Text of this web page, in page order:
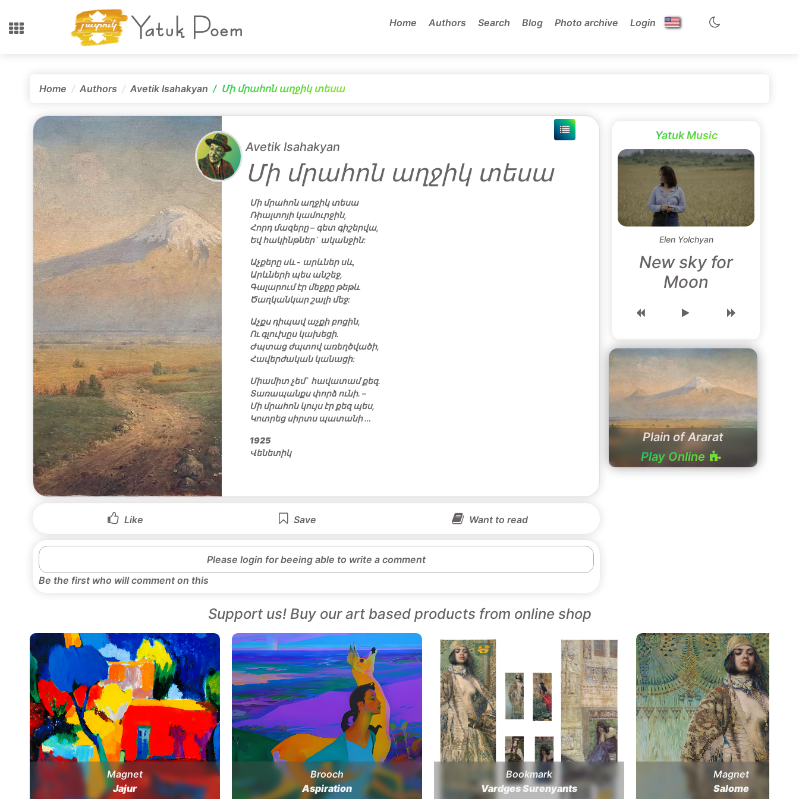
Home Authors Search Blog Photo archive Login
Home Authors Avetik Isahakyan Մի մրահոն աղջիկ տեսա
Avetik Isahakyan
Մի մրահոն աղջիկ տեսա
Մի մրահոն աղջիկ տեսա
Ռիալտոյի կամուրջին,
Հորդ մազերը – գետ գիշերվա,
Եվ հակինթներ` ականջին:
Աչքերը սև - արևներ սև,
Արևների պես անշեջ,
Գալարում էր մեջքը թեթև
Ծաղկանկար շալի մեջ:
Աչքս դիպավ աչքի բոցին,
Ու գլուխըս կախեցի.
Ժպտաց ժպտով առեղծվածի,
Հավերժական կանացի:
Միամիտ չեմ` հավատամ քեզ.
Տառապանքս փորձ ունի. –
Մի մրահոն կույս էր քեզ պես,
Կոտրեց սիրտս պատանի …
1925
Վենետիկ
Like Save Want to read
Please login for beeing able to write a comment
Be the first who will comment on this
Yatuk Music
Elen Yolchyan
New sky for
Moon
Plain of Ararat
Play Online
Support us! Buy our art based products from online shop
Magnet
Jajur
Brooch
Aspiration
Bookmark
Vardges Surenyants
Magnet
Salome